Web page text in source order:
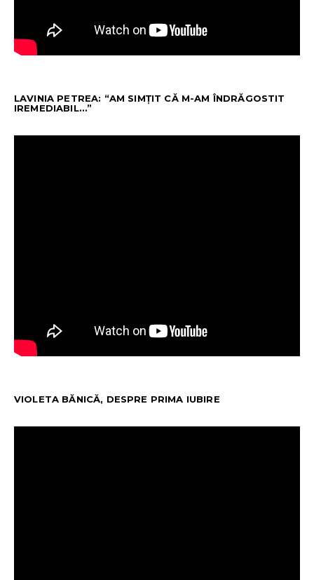
LAVINIA PETREA: “AM SIMȚIT CĂ M-AM ÎNDRĂGOSTIT
IREMEDIABIL…”
VIOLETA BĂNICĂ, DESPRE PRIMA IUBIRE